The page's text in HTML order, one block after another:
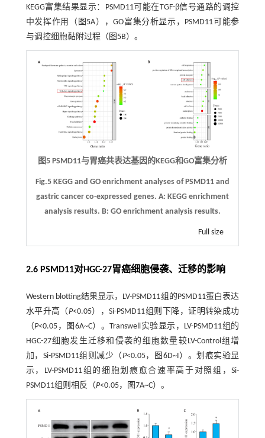
KEGG富集结果显示：PSMD11可能在TGF-β信号通路的调控
中发挥作用（ 图5A），GO富集分析显示，PSMD11可能参
与调控细胞黏附过程（ 图5B）。
图5 PSMD11与胃癌共表达基因的KEGG和GO富集分析
Fig.5 KEGG and GO enrichment analyses of PSMD11 and
gastric cancer co-expressed genes. A: KEGG enrichment
analysis results. B: GO enrichment analysis results.
Full size
2.6 PSMD11对HGC-27胃癌细胞侵袭、迁移的影响
Western blotting结果显示，LV-PSMD11组的PSMD11蛋白表达
水平升高（P<0.05），Si-PSMD11组则下降，证明转染成功
（P<0.05， 图6A~C）。Transwell实验显示，LV-PSMD11组的
HGC-27细胞发生迁移和侵袭的细胞数量较LV-Control组增
加，Si-PSMD11组则减少（P<0.05， 图6D~I）。划痕实验显
示，LV-PSMD11组的细胞划痕愈合速率高于对照组，Si-
PSMD11组则相反（P<0.05， 图7A~C）。